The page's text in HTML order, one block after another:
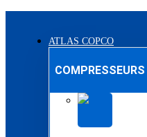
ATLAS COPCO
COMPRESSEURS